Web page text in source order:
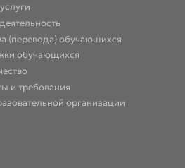
(перевода) обучающихся
обучающихся
и требования
организации